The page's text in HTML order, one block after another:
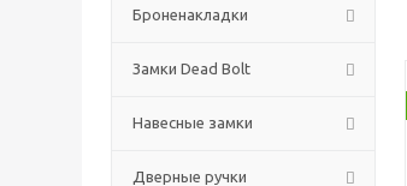
Броненакладки
Замки Dead Bolt
Навесные замки
Дверные ручки